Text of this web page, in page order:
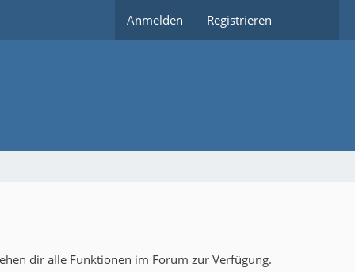
Anmelden Registrieren
dir alle Funktionen im Forum zur Verfügung.